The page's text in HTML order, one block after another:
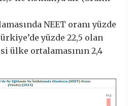
NEET oranı yüzde
yüzde 22,5 olan
ülke ortalamasının 2,4